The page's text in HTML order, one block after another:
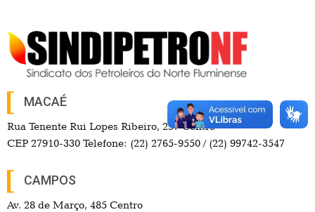
MACAÉ
Rua Tenente Rui Lopes Ribeiro, 257 Centro
CEP 27910-330 Telefone: (22) 2765-9550 / (22) 99742-3547
CAMPOS
Av. 28 de Março, 485 Centro